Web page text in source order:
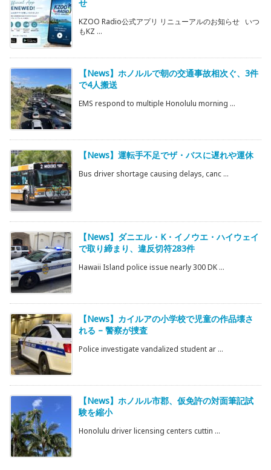
せ
KZOO Radio公式アプリ リニューアルのお知らせ いつ
もKZ ...
【News】ホノルルで朝の交通事故相次ぐ、3件
で4人搬送
EMS respond to multiple Honolulu morning ...
【News】運転手不足でザ・バスに遅れや運休
Bus driver shortage causing delays, canc ...
【News】ダニエル・K・イノウエ・ハイウェイ
で取り締まり、違反切符283件
Hawaii Island police issue nearly 300 DK ...
【News】カイルアの小学校で児童の作品壊さ
れる – 警察が捜査
Police investigate vandalized student ar ...
【News】ホノルル市郡、仮免許の対面筆記試
験を縮小
Honolulu driver licensing centers cuttin ...